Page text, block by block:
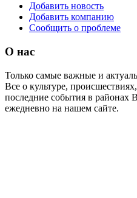
Добавить новость
Добавить компанию
Сообщить о проблеме
О нас
Только самые важные и
Все о культуре,
последние события в районах
ежедневно на нашем сайте.